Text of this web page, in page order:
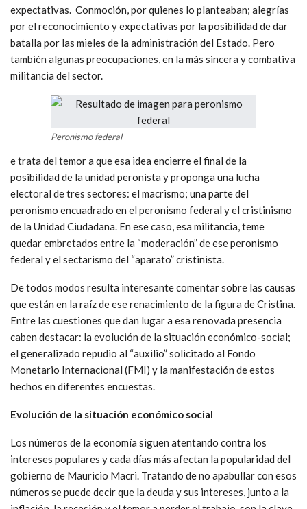
expectativas. Conmoción, por quienes lo planteaban; alegrías
por el reconocimiento y expectativas por la posibilidad de dar
batalla por las mieles de la administración del Estado. Pero
también algunas preocupaciones, en la más sincera y combativa
militancia del sector.
Peronismo federal
e trata del temor a que esa idea encierre el final de la
posibilidad de la unidad peronista y proponga una lucha
electoral de tres sectores: el macrismo; una parte del
peronismo encuadrado en el peronismo federal y el cristinismo
de la Unidad Ciudadana. En ese caso, esa militancia, teme
quedar embretados entre la “moderación” de ese peronismo
federal y el sectarismo del “aparato” cristinista.
De todos modos resulta interesante comentar sobre las causas
que están en la raíz de ese renacimiento de la figura de Cristina.
Entre las cuestiones que dan lugar a esa renovada presencia
caben destacar: la evolución de la situación económico-social;
el generalizado repudio al “auxilio” solicitado al Fondo
Monetario Internacional (FMI) y la manifestación de estos
hechos en diferentes encuestas.
Evolución de la situación económico social
Los números de la economía siguen atentando contra los
intereses populares y cada días más afectan la popularidad del
gobierno de Mauricio Macri. Tratando de no apabullar con esos
números se puede decir que la deuda y sus intereses, junto a la